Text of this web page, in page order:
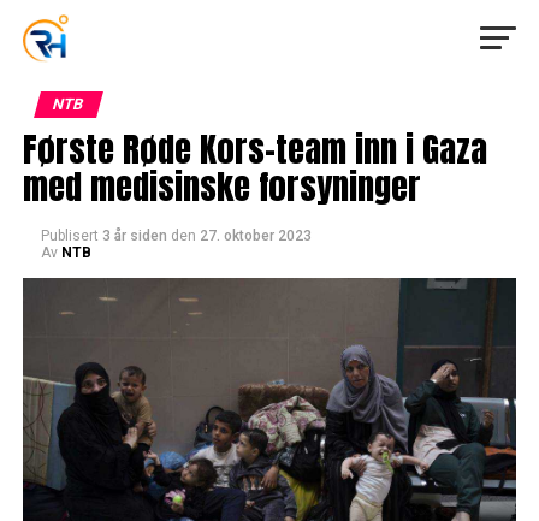
NTB
Første Røde Kors-team inn i Gaza
med medisinske forsyninger
Publisert 3 år siden den 27. oktober 2023
Av NTB